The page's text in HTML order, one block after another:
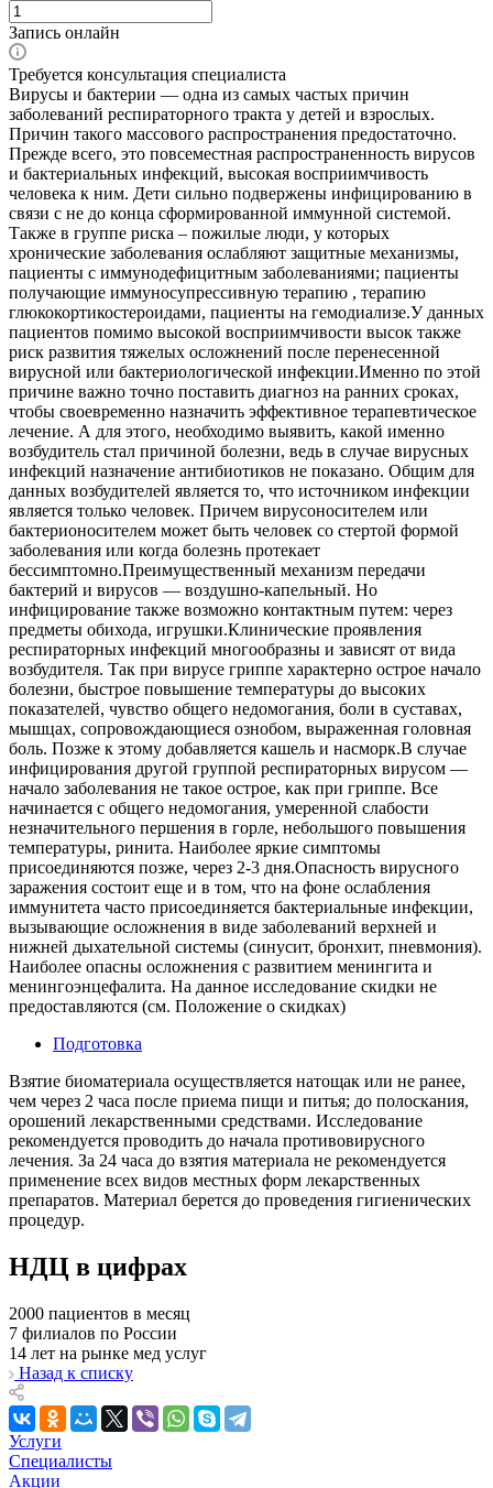
Запись онлайн
Требуется консультация специалиста
Вирусы и бактерии — одна из самых частых причин
заболеваний респираторного тракта у детей и взрослых.
Причин такого массового распространения предостаточно.
Прежде всего, это повсеместная распространенность вирусов
и бактериальных инфекций, высокая восприимчивость
человека к ним. Дети сильно подвержены инфицированию в
связи с не до конца сформированной иммунной системой.
Также в группе риска – пожилые люди, у которых
хронические заболевания ослабляют защитные механизмы,
пациенты с иммунодефицитным заболеваниями; пациенты
получающие иммуносупрессивную терапию , терапию
глюкокортикостероидами, пациенты на гемодиализе.У данных
пациентов помимо высокой восприимчивости высок также
риск развития тяжелых осложнений после перенесенной
вирусной или бактериологической инфекции.Именно по этой
причине важно точно поставить диагноз на ранних сроках,
чтобы своевременно назначить эффективное терапевтическое
лечение. А для этого, необходимо выявить, какой именно
возбудитель стал причиной болезни, ведь в случае вирусных
инфекций назначение антибиотиков не показано. Общим для
данных возбудителей является то, что источником инфекции
является только человек. Причем вирусоносителем или
бактерионосителем может быть человек со стертой формой
заболевания или когда болезнь протекает
бессимптомно.Преимущественный механизм передачи
бактерий и вирусов — воздушно-капельный. Но
инфицирование также возможно контактным путем: через
предметы обихода, игрушки.Клинические проявления
респираторных инфекций многообразны и зависят от вида
возбудителя. Так при вирусе гриппе характерно острое начало
болезни, быстрое повышение температуры до высоких
показателей, чувство общего недомогания, боли в суставах,
мышцах, сопровождающиеся ознобом, выраженная головная
боль. Позже к этому добавляется кашель и насморк.В случае
инфицирования другой группой респираторных вирусом —
начало заболевания не такое острое, как при гриппе. Все
начинается с общего недомогания, умеренной слабости
незначительного першения в горле, небольшого повышения
температуры, ринита. Наиболее яркие симптомы
присоединяются позже, через 2-3 дня.Опасность вирусного
заражения состоит еще и в том, что на фоне ослабления
иммунитета часто присоединяется бактериальные инфекции,
вызывающие осложнения в виде заболеваний верхней и
нижней дыхательной системы (синусит, бронхит, пневмония).
Наиболее опасны осложнения с развитием менингита и
менингоэнцефалита. На данное исследование скидки не
предоставляются (см. Положение о скидках)
Подготовка
Взятие биоматериала осуществляется натощак или не ранее,
чем через 2 часа после приема пищи и питья; до полоскания,
орошений лекарственными средствами. Исследование
рекомендуется проводить до начала противовирусного
лечения. За 24 часа до взятия материала не рекомендуется
применение всех видов местных форм лекарственных
препаратов. Материал берется до проведения гигиенических
процедур.
НДЦ в цифрах
2000 пациентов в месяц
7 филиалов по России
14 лет на рынке мед услуг
Назад к списку
Услуги
Специалисты
Акции